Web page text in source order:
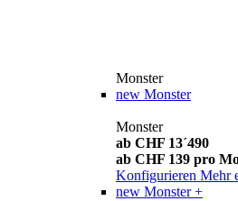
Monster
new Monster
Monster
ab CHF 13´490
ab CHF 139 pro
Konfigurieren Mehr
new Monster +